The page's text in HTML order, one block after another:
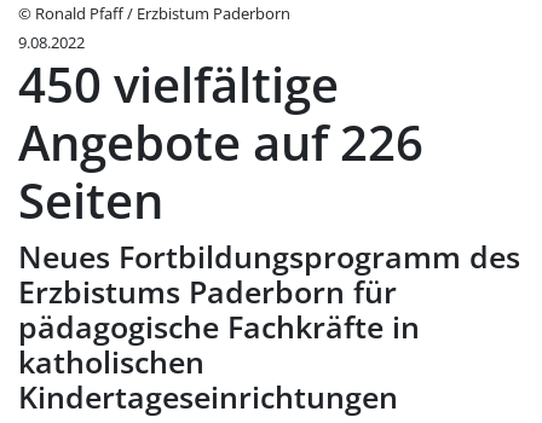
© Ronald Pfaff / Erzbistum Paderborn
9.08.2022
450 vielfältige
Angebote auf 226
Seiten
Neues Fortbildungsprogramm des
Erzbistums Paderborn für
pädagogische Fachkräfte in
katholischen
Kindertageseinrichtungen